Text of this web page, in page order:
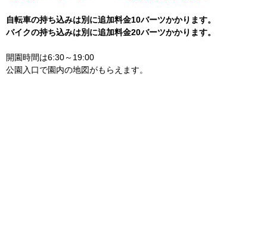
自転車の持ち込みは別に追加料金10バーツかかります。
バイクの持ち込みは別に追加料金20バーツかかります。
開園時間は6:30～19:00
公園入口で園内の地図がもらえます。